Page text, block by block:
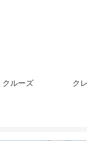
クルーズ ク